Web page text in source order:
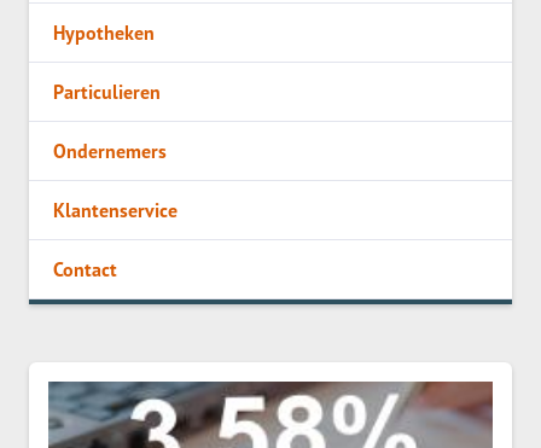
Hypotheken
Particulieren
Ondernemers
Klantenservice
Contact